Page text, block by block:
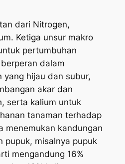
dari Nitrogen,
Ketiga unsur makro
pertumbuhan
dalam
yang hijau dan subur,
akar dan
serta kalium untuk
tanaman terhadap
menemukan kandungan
pupuk, misalnya pupuk
mengandung 16%